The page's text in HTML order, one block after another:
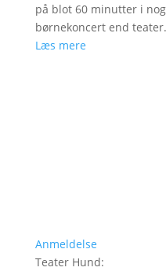
på blot 60 minutter i
børnekoncert end teater.
Læs mere
Anmeldelse
Teater Hund: